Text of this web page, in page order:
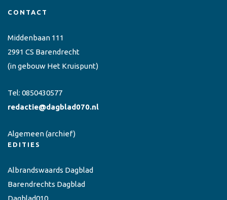
CONTACT
Middenbaan 111
2991 CS Barendrecht
(in gebouw Het Kruispunt)
Tel: 0850430577
redactie@dagblad070.nl
Algemeen(archief)
EDITIES
Albrandswaards Dagblad
Barendrechts Dagblad
Dagblad010